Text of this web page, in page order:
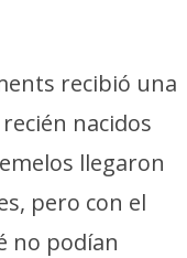
recibió una
nacidos
llegaron
pero con el
no podían